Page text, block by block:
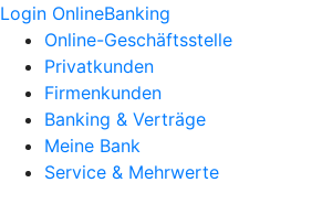
Login OnlineBanking
Online-Geschäftsstelle
Privatkunden
Firmenkunden
Banking & Verträge
Meine Bank
Service & Mehrwerte